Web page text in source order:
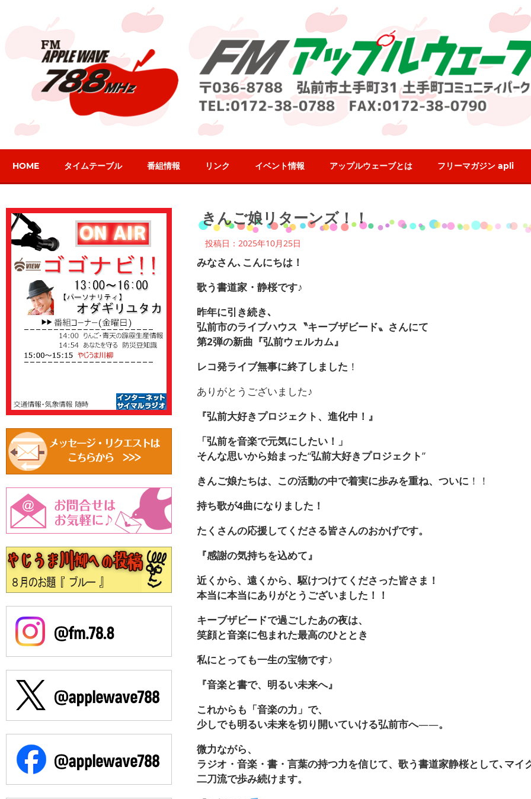
HOME タイムテーブル 番組情報 リンク イベント情報 アップルウェーブとは フリーマガジン apli
2025年10月25日
パーソナリティブログ
きんご娘リターンズ！！
投稿日：2025年10月25日
みなさん､こんにちは！
歌う書道家・静桜です♪
昨年に引き続き､
弘前市のライブハウス〝キーブザビード〟さんにて
第2弾の新曲『弘前ウェルカム』
レコ発ライブ無事に終了しました ！
ありがとうございました♪
『弘前大好きプロジェクト、進化中！』
「弘前を音楽で元気にしたい！」
そんな思いから始まった“弘前大好きプロジェクト”
きんご娘たちは、この活動の中で着実に歩みを重ね、ついに ！！
持ち歌が4曲になりました！
たくさんの応援してくださる皆さんのおかげです。
『感謝の気持ちを込めて』
近くから、遠くから、駆けつけてくださった皆さま！
本当に本当にありがとうございました！！
キーブザビードで過ごしたあの夜は、
笑顔と音楽に包まれた最高のひととき
私にとっても一生の宝物です♪
『音楽と書で、明るい未来へ』
これからも「音楽の力」で、
少しでも明るい未来を切り開いていける弘前市へ——。
微力ながら、
ラジオ・音楽・書・言葉の持つ力を信じて、歌う書道家静桜として､マイ
二刀流で歩み続けます。